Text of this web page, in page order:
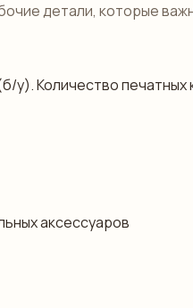
детали, которые
у). Количество печатных
аксессуаров